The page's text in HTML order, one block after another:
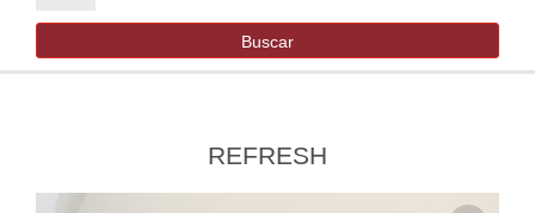
BOTAS DE AGUA
SENDERISMO Y TREKKING
Buscar
REFRESH